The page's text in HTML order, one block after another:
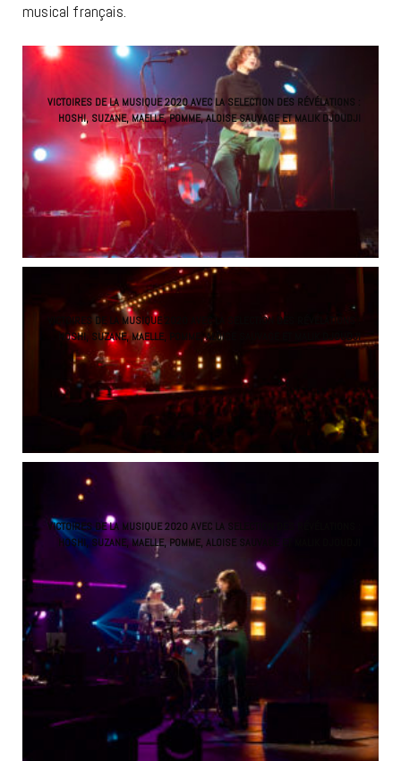
musical français.
VICTOIRES DE LA MUSIQUE 2020 AVEC LA SELECTION DES RÉVÉLATIONS :
HOSHI, SUZANE, MAELLE, POMME, ALOISE SAUVAGE ET MALIK DJOUDJI
VICTOIRES DE LA MUSIQUE 2020 AVEC LA SELECTION DES RÉVÉLATIONS :
HOSHI, SUZANE, MAELLE, POMME, ALOISE SAUVAGE ET MALIK DJOUDJI
VICTOIRES DE LA MUSIQUE 2020 AVEC LA SELECTION DES RÉVÉLATIONS :
HOSHI, SUZANE, MAELLE, POMME, ALOISE SAUVAGE ET MALIK DJOUDJI